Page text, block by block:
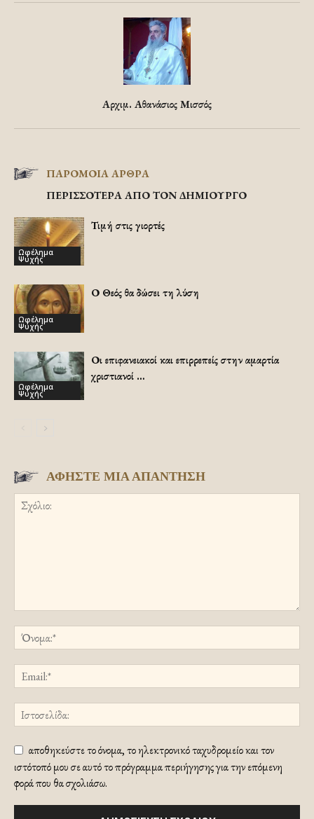
Αρχιμ. Αθανάσιος Μισσός
ΠΑΡΟΜΟΙΑ ΑΡΘΡΑ
ΠΕΡΙΣΣΟΤΕΡΑ ΑΠΟ ΤΟΝ ΔΗΜΙΟΥΡΓΟ
Ωφέλημα
Ψυχής
Τιμή στις γιορτές
Ωφέλημα
Ψυχής
Ο Θεός θα δώσει τη λύση
Ωφέλημα
Ψυχής
Οι επιφανειακοί και επιρρεπείς στην αμαρτία
χριστιανοί …
ΑΦΗΣΤΕ ΜΙΑ ΑΠΑΝΤΗΣΗ
αποθηκεύστε το όνομα, το ηλεκτρονικό ταχυδρομείο και τον
ιστότοπό μου σε αυτό το πρόγραμμα περιήγησης για την επόμενη
φορά που θα σχολιάσω.